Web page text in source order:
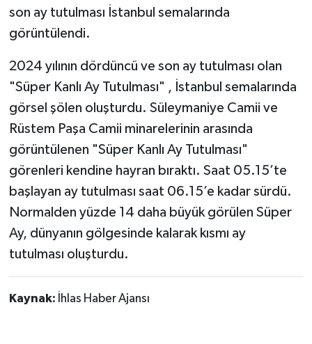
son ay tutulması İstanbul semalarında
görüntülendi.
2024 yılının dördüncü ve son ay tutulması olan
"Süper Kanlı Ay Tutulması" , İstanbul semalarında
görsel şölen oluşturdu. Süleymaniye Camii ve
Rüstem Paşa Camii minarelerinin arasında
görüntülenen "Süper Kanlı Ay Tutulması"
görenleri kendine hayran bıraktı. Saat 05.15’te
başlayan ay tutulması saat 06.15’e kadar sürdü.
Normalden yüzde 14 daha büyük görülen Süper
Ay, dünyanın gölgesinde kalarak kısmı ay
tutulması oluşturdu.
Kaynak: İhlas Haber Ajansı
VEFAT
BÖLGE
TÜRKİYE